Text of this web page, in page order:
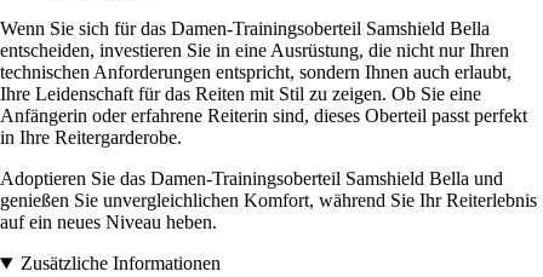
Wenn Sie sich für das Damen-Trainingsoberteil Samshield Bella
entscheiden, investieren Sie in eine Ausrüstung, die nicht nur Ihren
technischen Anforderungen entspricht, sondern Ihnen auch erlaubt,
Ihre Leidenschaft für das Reiten mit Stil zu zeigen. Ob Sie eine
Anfängerin oder erfahrene Reiterin sind, dieses Oberteil passt perfekt
in Ihre Reitergarderobe.
Adoptieren Sie das Damen-Trainingsoberteil Samshield Bella und
genießen Sie unvergleichlichen Komfort, während Sie Ihr Reiterlebnis
auf ein neues Niveau heben.
Zusätzliche Informationen